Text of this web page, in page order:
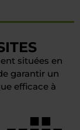
situées en
garantir un
efficace à